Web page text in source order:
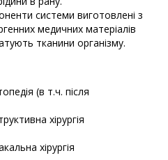
системи виготовлені з
медичних матеріалів
тканини організму.
(в т.ч. після
хірургія
хірургія